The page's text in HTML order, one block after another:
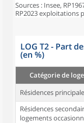
Sources : Insee,
RP2023 exploitations
LOG T2 - Part
(en %)
Catégorie de
Résidences
Résidences
logements